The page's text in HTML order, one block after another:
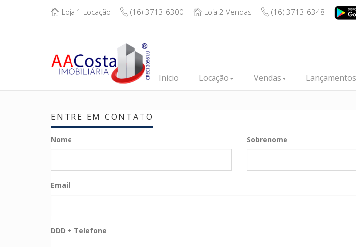
Loja 1 Locação (16) 3713-6300 Loja 2 Vendas (16) 3713-6348
Inicio Locação Vendas Lançamentos
ENTRE EM CONTATO
Nome Sobrenome
Email
DDD + Telefone